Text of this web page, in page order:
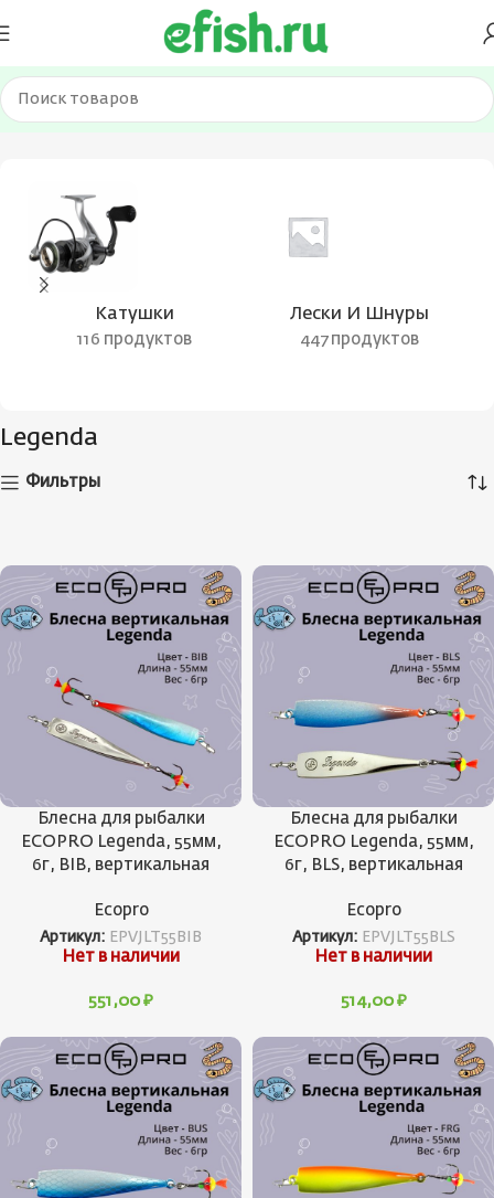
Главная Товары с меткой “Legenda”
Катушки
116 продуктов
Лески И Шнуры
447 продуктов
Legenda
Фильтры
Блесна для рыбалки
ECOPRO Legenda, 55мм,
6г, BIB, вертикальная
Ecopro
Артикул: EPVJLT55BIB
Нет в наличии
551,00 ₽
Блесна для рыбалки
ECOPRO Legenda, 55мм,
6г, BLS, вертикальная
Ecopro
Артикул: EPVJLT55BLS
Нет в наличии
514,00 ₽